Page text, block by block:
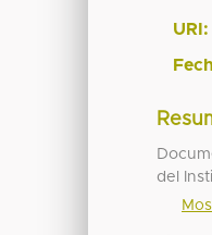
URI:
del